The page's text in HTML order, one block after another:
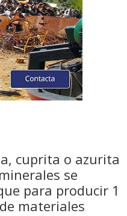
cuprita o azurita
se
para producir 1
materiales